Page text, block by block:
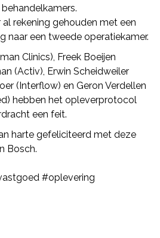
rekening gehouden met een
naar een tweede operatiekamer.
Clinics), Freek Boeijen
(Activ), Erwin Scheidweiler
(Interflow) en Geron Verdellen
hebben het opleverprotocol
een feit.
harte gefeliciteerd met deze
Bosch.
#oplevering